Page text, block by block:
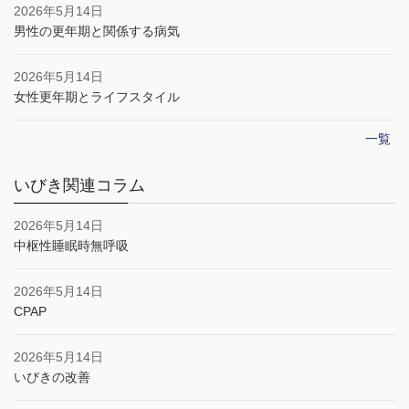
2026年5月14日
男性の更年期と関係する病気
2026年5月14日
女性更年期とライフスタイル
一覧
いびき関連コラム
2026年5月14日
中枢性睡眠時無呼吸
2026年5月14日
CPAP
2026年5月14日
いびきの改善